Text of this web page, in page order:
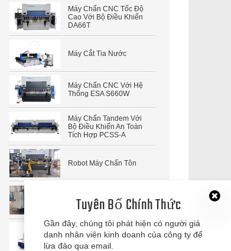
Máy Chấn CNC Tốc Độ
Cao Với Bộ Điều Khiển
DA66T
Máy Cắt Tia Nước
Máy Chấn CNC Với Hệ
Thống ESA S660W
Máy Chấn Tandem Với
Bộ Điều Khiển An Toàn
Tích Hợp PCSS-A
Robot Máy Chấn Tôn
Kiểu Guillotine Với Hệ
Thống Đỡ Tấm Khí Nén
Máy Chấn Gấp Tự Động
Tuyên Bố Chính Thức
Gần đây, chúng tôi phát hiện có người giả
danh nhân viên kinh doanh của công ty để
lừa đảo qua email.